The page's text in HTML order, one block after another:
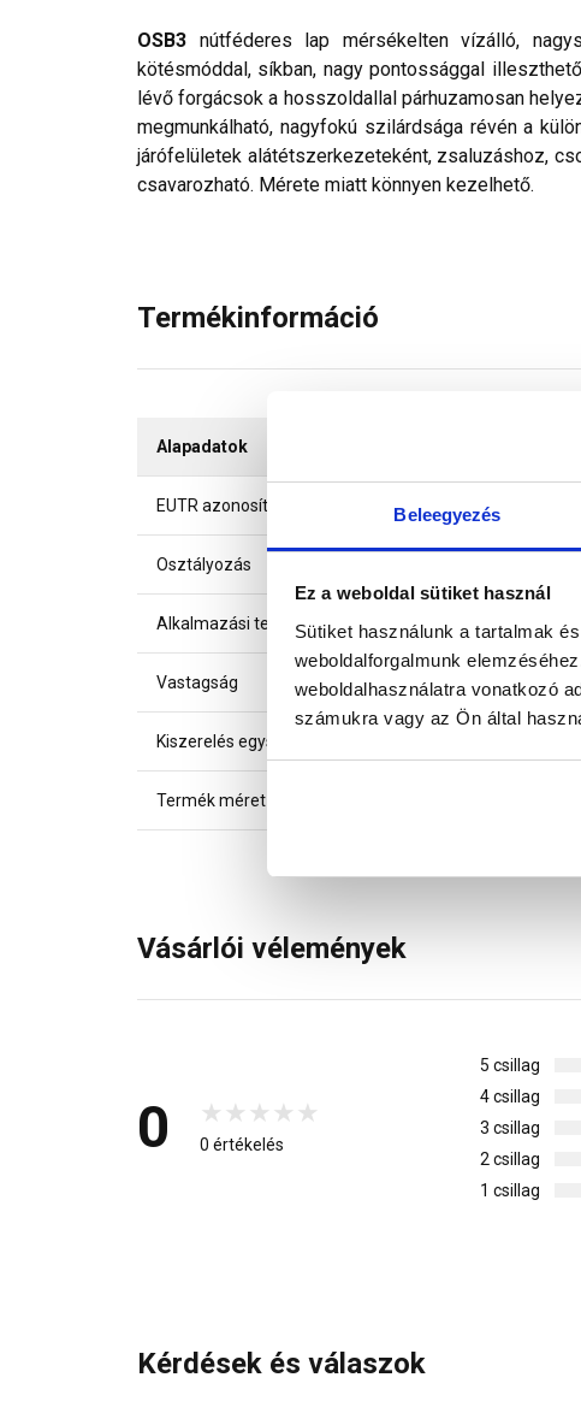
Beleegyezés
Ez a weboldal sütiket használ
Sütiket használunk a tartalmak
weboldalforgalmunk
weboldalhasználatra vonatkozó
számukra vagy az Ön által
OSB3 nútféderes lap mérsékelten vízálló,
kötésmóddal, síkban, nagy pontossággal
lévő forgácsok a hosszoldallal párhuzamosan
megmunkálható, nagyfokú szilárdsága révén a
járófelületek alátétszerkezeteként, zsaluzáshoz,
csavarozható. Mérete miatt könnyen kezelhető.
Termékinformáció
Alapadatok
EUTR azonosító
Osztályozás
Alkalmazási terület
Vastagság
Kiszerelés egysége
Termék méret (szxh)
Vásárlói vélemények
0 0 értékelés
5 csillag
4 csillag
3 csillag
2 csillag
1 csillag
Kérdések és válaszok